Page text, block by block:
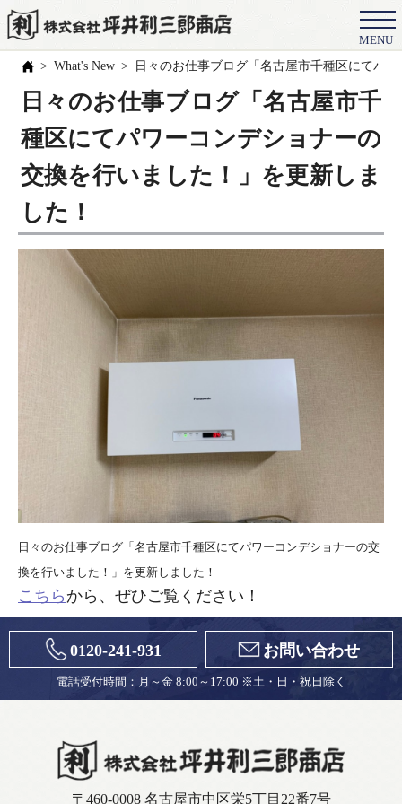
会社概要
選ばれる理由
施工事例
お客様の声
スタッフ
職人紹介
ブログ
よくある質問
MENU
What's New 日々のお仕事ブログ「名古屋市千種区にてパ
日々のお仕事ブログ「名古屋市千
種区にてパワーコンデショナーの
交換を行いました！」を更新しま
した！
日々のお仕事ブログ「名古屋市千種区にてパワーコンデショナーの交
換を行いました！」を更新しました！
こちらから、ぜひご覧ください！
0120-241-931 お問い合わせ
電話受付時間：月～金 8:00～17:00 ※土・日・祝日除く
〒460-0008 名古屋市中区栄5丁目22番7号